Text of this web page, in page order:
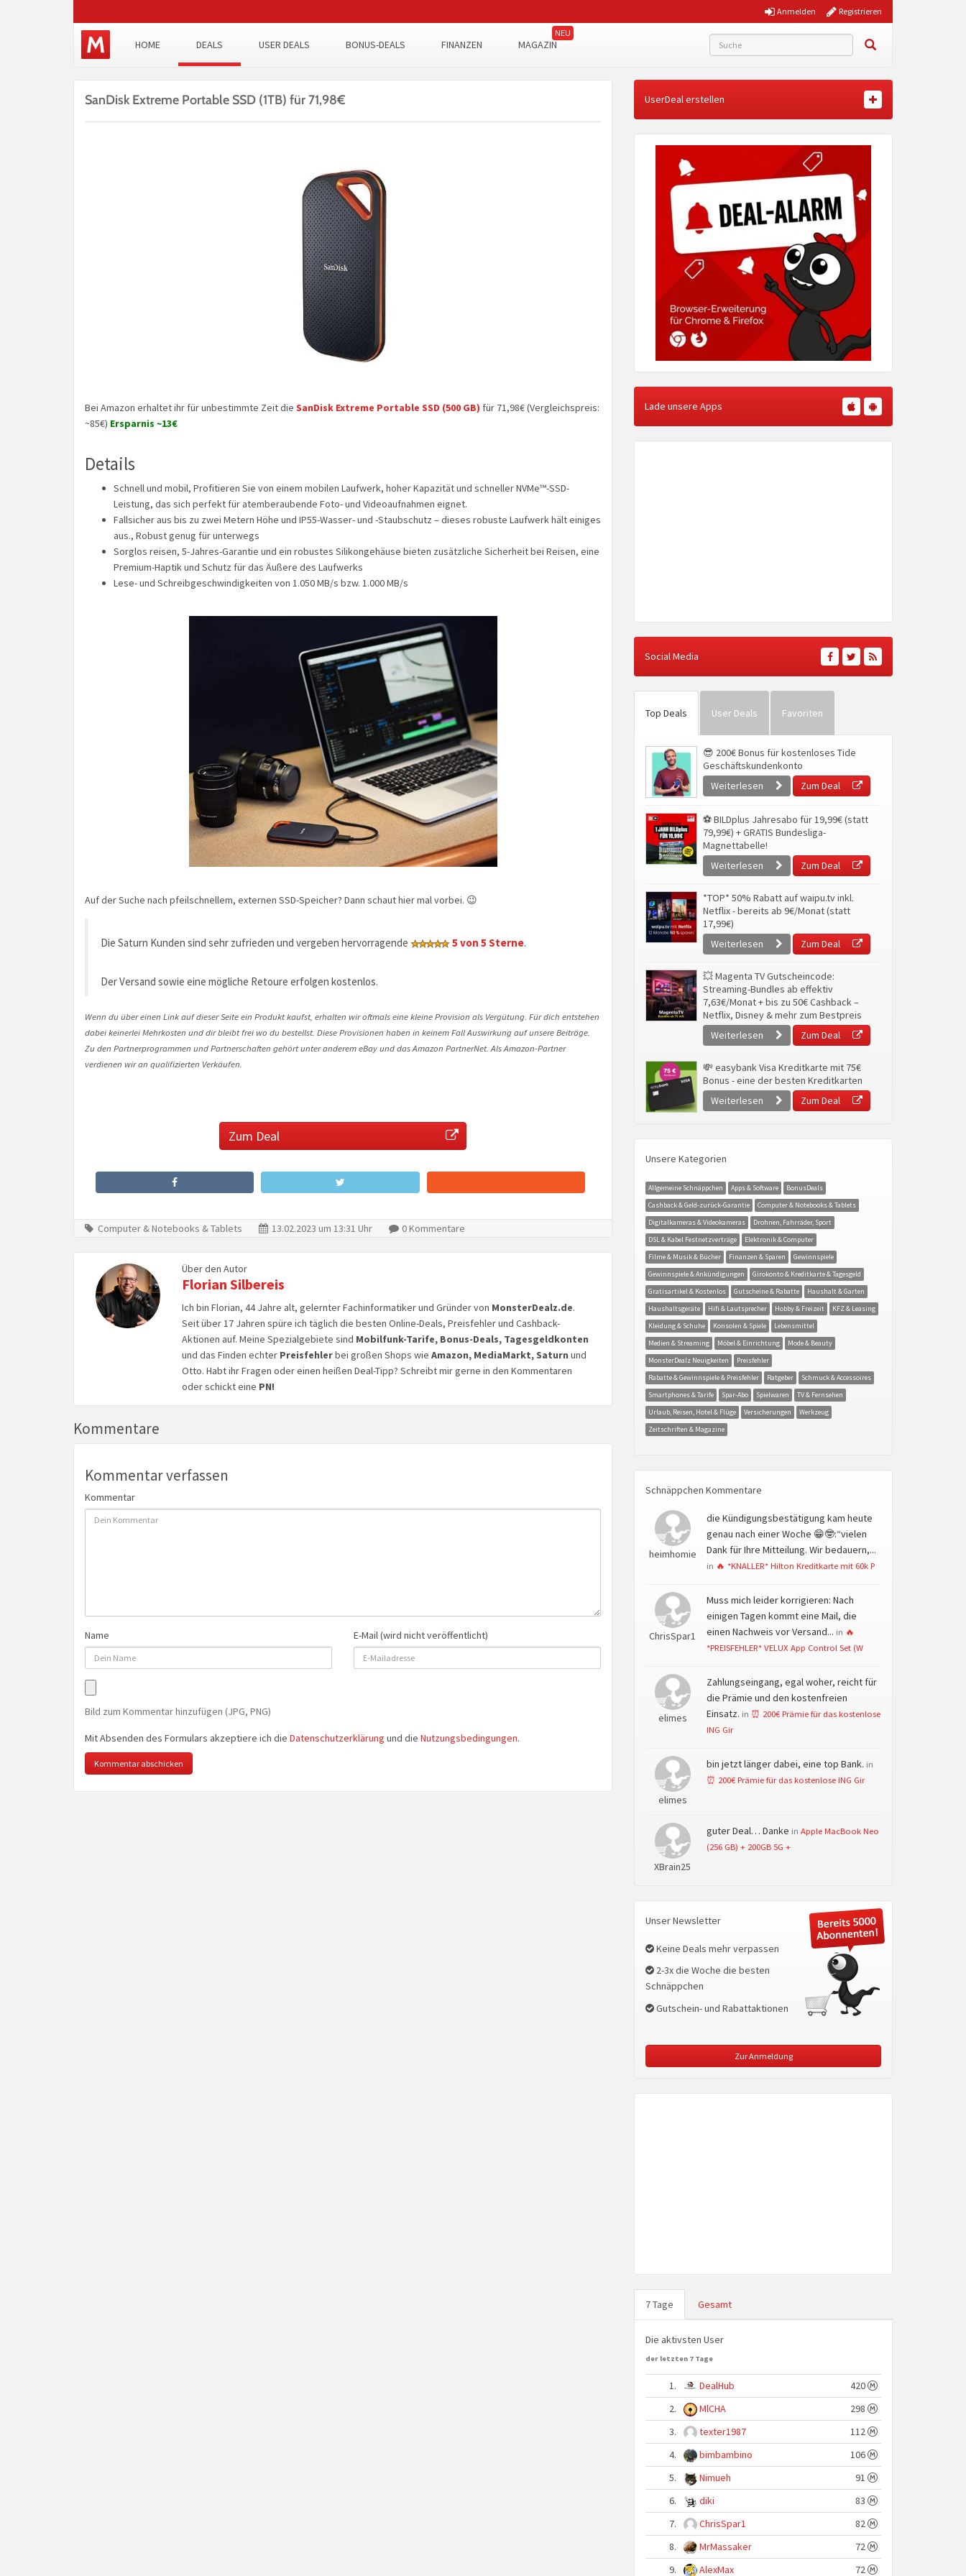
Registrieren
Anmelden
HOME DEALS USER DEALS BONUS-DEALS FINANZEN MAGAZIN
SanDisk Extreme Portable SSD (1TB) für 71,98€
Bei Amazon erhaltet ihr für unbestimmte Zeit die SanDisk Extreme Portable SSD (500 GB) für 71,98€ (Vergleichspreis:
~85€) Ersparnis ~13€
Details
Schnell und mobil, Profitieren Sie von einem mobilen Laufwerk, hoher Kapazität und schneller NVMe™-SSD-
Leistung, das sich perfekt für atemberaubende Foto- und Videoaufnahmen eignet.
Fallsicher aus bis zu zwei Metern Höhe und IP55-Wasser- und -Staubschutz – dieses robuste Laufwerk hält einiges
aus., Robust genug für unterwegs
Sorglos reisen, 5-Jahres-Garantie und ein robustes Silikongehäuse bieten zusätzliche Sicherheit bei Reisen, eine
Premium-Haptik und Schutz für das Äußere des Laufwerks
Lese- und Schreibgeschwindigkeiten von 1.050 MB/s bzw. 1.000 MB/s
Auf der Suche nach pfeilschnellem, externen SSD-Speicher? Dann schaut hier mal vorbei. 😉
Die Saturn Kunden sind sehr zufrieden und vergeben hervorragende 5 von 5 Sterne.
Der Versand sowie eine mögliche Retoure erfolgen kostenlos.
Wenn du über einen Link auf dieser Seite ein Produkt kaufst, erhalten wir oftmals eine kleine Provision als Vergütung. Für dich entstehen
dabei keinerlei Mehrkosten und dir bleibt frei wo du bestellst. Diese Provisionen haben in keinem Fall Auswirkung auf unsere Beiträge.
Zu den Partnerprogrammen und Partnerschaften gehört unter anderem eBay und das Amazon PartnerNet. Als Amazon-Partner
verdienen wir an qualifizierten Verkäufen.
Zum Deal
Computer & Notebooks & Tablets 13.02.2023 um 13:31 Uhr 0 Kommentare
Über den Autor
Florian Silbereis
Ich bin Florian, 44 Jahre alt, gelernter Fachinformatiker und Gründer von MonsterDealz.de.
Seit über 17 Jahren spüre ich täglich die besten Online-Deals, Preisfehler und Cashback-
Aktionen auf. Meine Spezialgebiete sind Mobilfunk-Tarife, Bonus-Deals, Tagesgeldkonten
und das Finden echterPreisfehlerbei großen Shops wie Amazon, MediaMarkt, Saturn und
Otto. Habt ihr Fragen oder einen heißen Deal-Tipp? Schreibt mir gerne in den Kommentaren
oder schickt eine PN!
Kommentare
Kommentar verfassen
Kommentar
Name E-Mail (wird nicht veröffentlicht)
Bild zum Kommentar hinzufügen (JPG, PNG)
Mit Absenden des Formulars akzeptiere ich die Datenschutzerklärung und die Nutzungsbedingungen.
UserDeal erstellen
Lade unsere Apps
Social Media
Top Deals User Deals Favoriten
😎 200€ Bonus für kostenloses Tide
Geschäftskundenkonto
Weiterlesen
Zum Deal
⚽ BILDplus Jahresabo für 19,99€ (statt
79,99€) + GRATIS Bundesliga-
Magnettabelle!
Weiterlesen
Zum Deal
*TOP* 50% Rabatt auf waipu.tv inkl.
Netflix - bereits ab 9€/Monat (statt
17,99€)
Weiterlesen
Zum Deal
💥 Magenta TV Gutscheincode:
Streaming-Bundles ab effektiv
7,63€/Monat + bis zu 50€ Cashback –
Netflix, Disney & mehr zum Bestpreis
Weiterlesen
Zum Deal
💸 easybank Visa Kreditkarte mit 75€
Bonus - eine der besten Kreditkarten
Weiterlesen
Zum Deal
Unsere Kategorien
Allgemeine Schnäppchen Apps & Software
BonusDeals
Cashback & Geld-zurück-Garantie
Computer & Notebooks & Tablets
Digitalkameras & Videokameras
Drohnen, Fahrräder, Sport
DSL & Kabel Festnetzverträge
Elektronik & Computer
Filme & Musik & Bücher
Finanzen & Sparen
Gewinnspiele
Gewinnspiele & Ankündigungen
Girokonto & Kreditkarte & Tagesgeld
Gratisartikel & Kostenlos
Gutscheine & Rabatte
Haushalt & Garten
Haushaltsgeräte
Hifi & Lautsprecher Hobby & Freizeit
KFZ & Leasing
Kleidung & Schuhe
Konsolen & Spiele
Lebensmittel
Medien & Streaming
Möbel & Einrichtung
Mode & Beauty
MonsterDealz Neuigkeiten
Preisfehler
Rabatte & Gewinnspiele & Preisfehler
Ratgeber
Schmuck & Accessoires
Smartphones & Tarife
Spar-Abo Spielwaren
TV & Fernsehen
Urlaub, Reisen, Hotel & Flüge
Versicherungen
Werkzeug
Zeitschriften & Magazine
Schnäppchen Kommentare
heimhomie
die Kündigungsbestätigung kam heute
genau nach einer Woche 😁🤓:“vielen
Dank für Ihre Mitteilung. Wir bedauern,...
in 🔥 *KNALLER* Hilton Kreditkarte mit 60k P
ChrisSpar1
Muss mich leider korrigieren: Nach
einigen Tagen kommt eine Mail, die
einen Nachweis vor Versand... in 🔥
*PREISFEHLER* VELUX App Control Set (W
elimes
Zahlungseingang, egal woher, reicht für
die Prämie und den kostenfreien
Einsatz. in ⏰ 200€ Prämie für das kostenlose
ING Gir
elimes
bin jetzt länger dabei, eine top Bank. in
⏰ 200€ Prämie für das kostenlose ING Gir
XBrain25
guter Deal… Danke in Apple MacBook Neo
(256 GB) + 200GB 5G +
Unser Newsletter
Keine Deals mehr verpassen
2-3x die Woche die besten
Schnäppchen
Gutschein- und Rabattaktionen
Zur Anmeldung
7 Tage Gesamt
Die aktivsten User
der letzten 7 Tage
1. DealHub
420
2.
MlCHA
298
3.
texter1987
112
4.
bimbambino
106
5.
Nimueh
91
6.
diki
83
7.
ChrisSpar1
82
8.
MrMassaker
72
9.
AlexMax 72